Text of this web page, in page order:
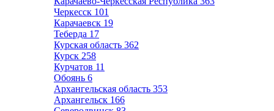
Черкесск 101
Карачаевск 19
Теберда 17
Курская область 362
Курск 258
Курчатов 11
Обоянь 6
Архангельская область 353
Архангельск 166